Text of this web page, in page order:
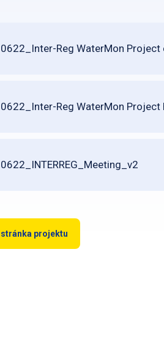
Reg WaterMon Project
Reg WaterMon Project
projektu